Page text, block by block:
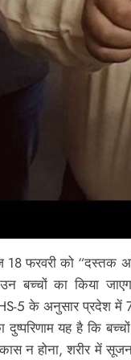
फरवरी को “दस्तक
उन बच्चों का
5 के अनुसार प्रदेश में
दुष्परिणाम यह है कि
न होना, शरीर में